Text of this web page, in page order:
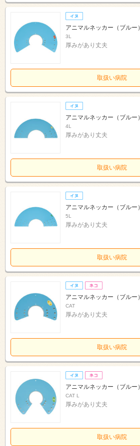
アニマルネッカー（ブルー）
3L
厚みがあり丈夫
取扱い病院
アニマルネッカー（ブルー）
4L
厚みがあり丈夫
取扱い病院
アニマルネッカー（ブルー）
5L
厚みがあり丈夫
取扱い病院
アニマルネッカー（ブルー）
CAT
厚みがあり丈夫
取扱い病院
アニマルネッカー（ブルー）
CAT L
厚みがあり丈夫
取扱い病院